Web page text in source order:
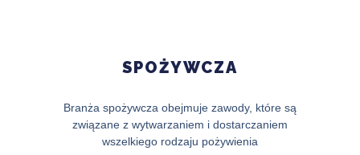
SPOŻYWCZA
Branża spożywcza obejmuje zawody, które są
związane z wytwarzaniem i dostarczaniem
wszelkiego rodzaju pożywienia